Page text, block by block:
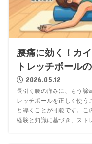
腰痛に効く！カ
トレッチポール
2026.05.12
長引く腰の痛みに、もう諦
レッチポールを正しく使う
と導くことが可能です。こ
経験と知識に基づき、スト